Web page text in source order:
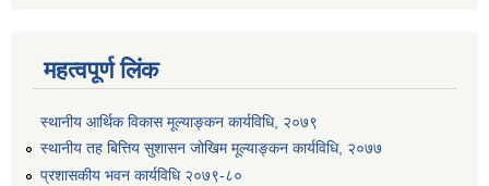
महत्वपूर्ण लिंक
स्थानीय आर्थिक विकास मूल्याङ्कन कार्यविधि, २०७९
स्थानीय तह बित्तिय सुशासन जोखिम मूल्याङ्कन कार्यविधि, २०७७
प्रशासकीय भवन कार्यविधि २०७९-८०